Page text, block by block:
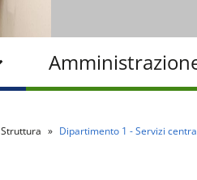
Struttura Dipartimento 1 - Servizi